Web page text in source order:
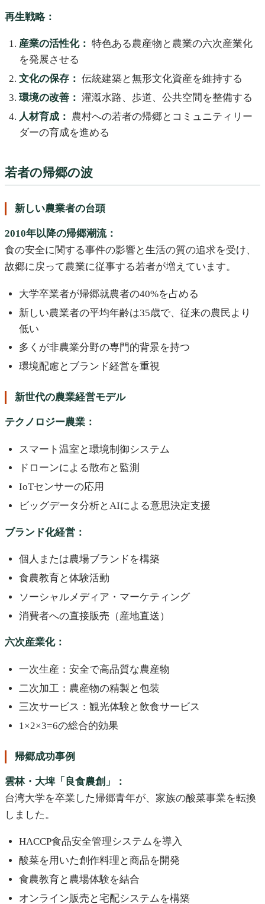
再生戦略：
産業の活性化： 特色ある農産物と農業の六次産業化
を発展させる
文化の保存： 伝統建築と無形文化資産を維持する
環境の改善： 灌漑水路、歩道、公共空間を整備する
人材育成： 農村への若者の帰郷とコミュニティリー
ダーの育成を進める
若者の帰郷の波
新しい農業者の台頭
2010年以降の帰郷潮流：
食の安全に関する事件の影響と生活の質の追求を受け、
故郷に戻って農業に従事する若者が増えています。
大学卒業者が帰郷就農者の40%を占める
新しい農業者の平均年齢は35歳で、従来の農民より
低い
多くが非農業分野の専門的背景を持つ
環境配慮とブランド経営を重視
新世代の農業経営モデル
テクノロジー農業：
スマート温室と環境制御システム
ドローンによる散布と監測
IoTセンサーの応用
ビッグデータ分析とAIによる意思決定支援
ブランド化経営：
個人または農場ブランドを構築
食農教育と体験活動
ソーシャルメディア・マーケティング
消費者への直接販売（産地直送）
六次産業化：
一次生産：安全で高品質な農産物
二次加工：農産物の精製と包装
三次サービス：観光体験と飲食サービス
1×2×3=6の総合的効果
帰郷成功事例
雲林・大埤「良食農創」：
台湾大学を卒業した帰郷青年が、家族の酸菜事業を転換
しました。
HACCP食品安全管理システムを導入
酸菜を用いた創作料理と商品を開発
食農教育と農場体験を結合
オンライン販売と宅配システムを構築